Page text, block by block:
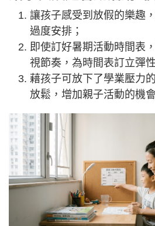
讓孩子感受到放假的樂趣
過度安排；
即使訂好暑期活動時間表
視節奏，為時間表訂立彈
藉孩子可放下了學業壓力
放鬆，增加親子活動的機會